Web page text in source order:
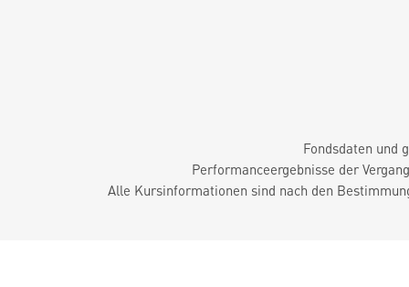
Fondsdaten und
Performanceergebnisse der
Alle Kursinformationen sind nach den